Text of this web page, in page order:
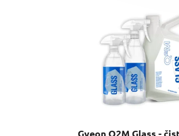
Gyeon Q2M Glass -